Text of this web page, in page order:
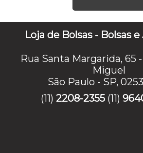
Loja de Bolsas - Bolsas
Rua Santa Margarida, 65
Miguel
São Paulo - SP,
(11) 2208-2355 (11)